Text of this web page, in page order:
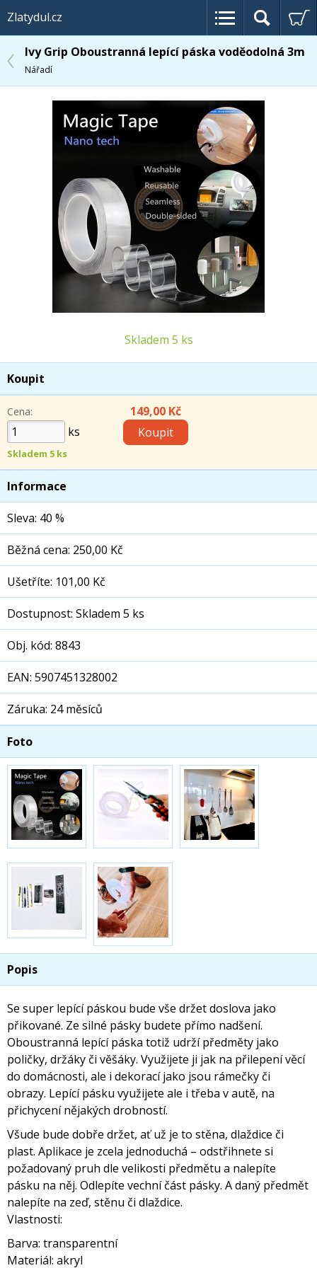
Zlatydul.cz
Ivy Grip Oboustranná lepící páska voděodolná 3m
Nářadí
Skladem 5 ks
Koupit
Cena:
ks
149,00 Kč
Skladem 5 ks
Informace
Sleva: 40 %
Běžná cena: 250,00 Kč
Ušetříte: 101,00 Kč
Dostupnost: Skladem 5 ks
Obj. kód: 8843
EAN: 5907451328002
Záruka: 24 měsíců
Foto
Popis
Se super lepící páskou bude vše držet doslova jako
přikované. Ze silné pásky budete přímo nadšení.
Oboustranná lepící páska totiž udrží předměty jako
poličky, držáky či věšáky. Využijete ji jak na přilepení věcí
do domácnosti, ale i dekorací jako jsou rámečky či
obrazy. Lepící pásku využijete ale i třeba v autě, na
přichycení nějakých drobností.
Všude bude dobře držet, ať už je to stěna, dlaždice či
plast. Aplikace je zcela jednoduchá – odstřihnete si
požadovaný pruh dle velikosti předmětu a nalepíte
pásku na něj. Odlepíte vechní část pásky. A daný předmět
nalepíte na zeď, stěnu či dlaždice.
Vlastnosti:
Barva: transpa­rentní
Materiál: akryl